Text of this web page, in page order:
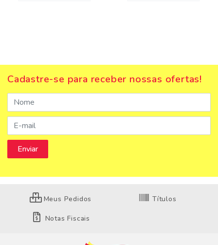
Cadastre-se para receber nossas ofertas!
Meus Pedidos Títulos
Notas Fiscais